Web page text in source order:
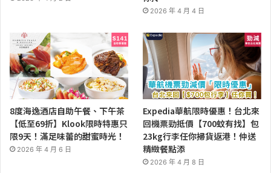
2026 年 4 月 4 日
8度海逸酒店自助午餐、下午茶
【低至69折】Klook限時特惠只
限9天！滿足味蕾的甜蜜時光！
2026 年 4 月 6 日
Expedia華航限時優惠！台北來
回機票勁抵價【700蚊有找】包
23kg行李任你掃貨返港！仲送
精緻餐點添
2026 年 4 月 8 日